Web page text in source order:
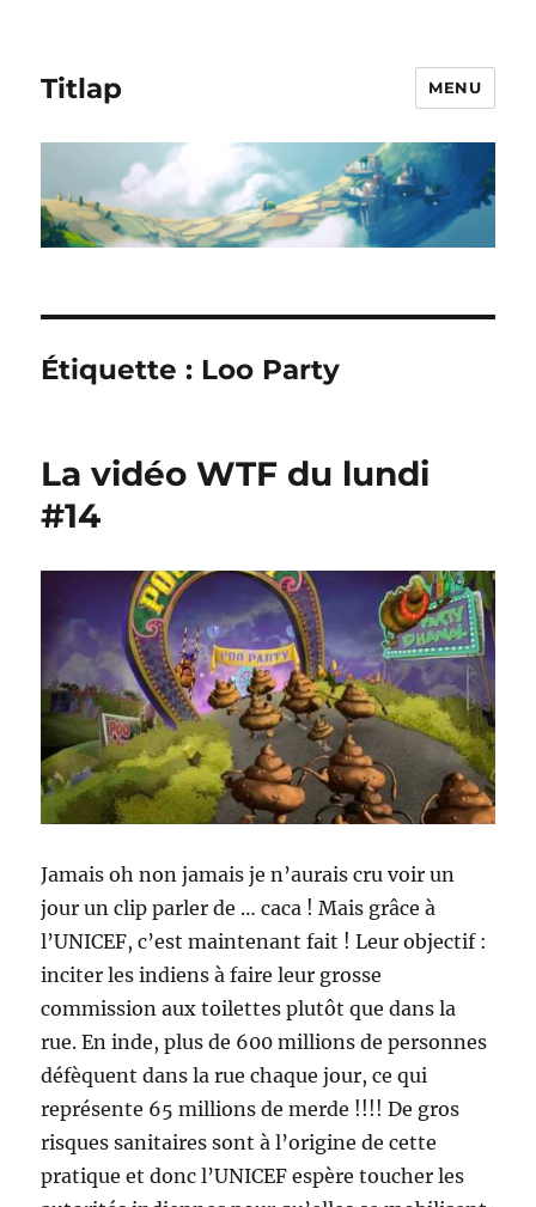
Titlap MENU
Étiquette : Loo Party
La vidéo WTF du lundi
#14
Jamais oh non jamais je n’aurais cru voir un
jour un clip parler de … caca ! Mais grâce à
l’UNICEF, c’est maintenant fait ! Leur objectif :
inciter les indiens à faire leur grosse
commission aux toilettes plutôt que dans la
rue. En inde, plus de 600 millions de personnes
défèquent dans la rue chaque jour, ce qui
représente 65 millions de merde !!!! De gros
risques sanitaires sont à l’origine de cette
pratique et donc l’UNICEF espère toucher les